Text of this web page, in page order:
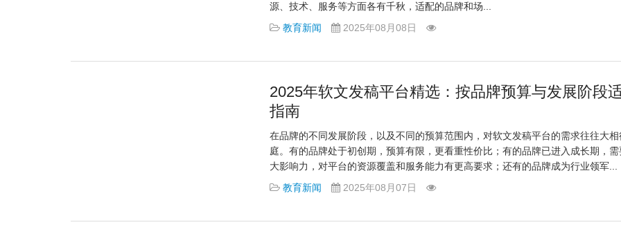
源、技术、服务等方面各有千秋，适配的品牌和场...
教育新闻
2025年08月08日
2025年软文发稿平台精选：按品牌预算与发展阶段
指南
在品牌的不同发展阶段，以及不同的预算范围内，对软文发稿平台的需求往往大相
庭。有的品牌处于初创期，预算有限，更看重性价比；有的品牌已进入成长期，需
大影响力，对平台的资源覆盖和服务能力有更高要求；还有的品牌成为行业领军...
教育新闻
2025年08月07日